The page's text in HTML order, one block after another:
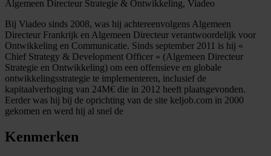
Algemeen Directeur Strategie & Ontwikkeling, Viadeo
Bij Viadeo sinds 2008, was hij achtereenvolgens Algemeen
Directeur Frankrijk en Algemeen Directeur verantwoordelijk voor
Ontwikkeling en Communicatie. Sinds september 2011 is hij «
Chief Strategy & Development Officer » (Algemeen Directeur
Strategie en Ontwikkeling) om een offensieve en globale
ontwikkelingsstrategie te implementeren, inclusief de
kapitaalverhoging van 24M€ die in 2012 heeft plaatsgevonden.
Eerder was hij bij de oprichting van de site keljob.com in 2000
gekomen en werd hij al snel de
Kenmerken